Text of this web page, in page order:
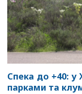
Спека до +40: у
парками та